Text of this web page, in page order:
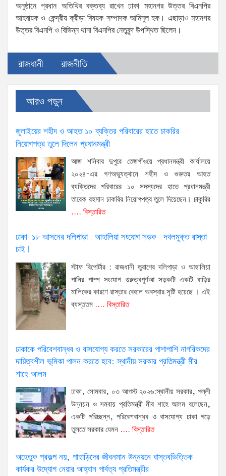
অনুষ্ঠানে প্রধান অতিথির বক্তব্য রাখেন ঢাকা মহানগর উত্তর বিএনপির
আহবায়ক ও কেন্দ্রীয় ক্রীড়া বিষয়ক সম্পাদক আমিনুল হক। এছাড়াও মহানগর
উত্তর বিএনপি ও বিভিন্ন থানা বিএনপির নেতৃবৃন্দ উপস্থিত ছিলেন।
রাজধানী রাজনীতি
আরও পড়ুন
জুলাইয়ের শহীদ ও আহত ১০ ব্যক্তির পরিবারের হাতে চাকরির
নিয়োগপত্র তুলে দিলেন প্রধানমন্ত্রী
আজ শনিবার দুপুরে তেজগাঁওয়ে প্রধানমন্ত্রী কার্যালয়ে
২০২৪-এর গণঅভ্যুত্থানে শহীদ ও গুরুতর আহত
ব্যক্তিদের পরিবারের ১০ সদস্যদের হাতে প্রধানমন্ত্রী
তারেক রহমান চাকরির নিয়োগপত্র তুলে দিয়েছেন। চাকুরির
.... বিস্তারিত
ঢাকা-১৮ আসনের দলিপাড়া- আহালিয়া সংযোগ সড়ক- দখলমুক্ত রাস্তা
চাই!
স্টাফ রিপোর্টার : রাজধানী তুরাগের দলিপাড়া ও আহালিয়া
পানির পাম্প সংযোগ গুরুত্বপূর্ণআ সড়কটি একটি বাড়ির
মালিকের কারণে রাস্তার বেহাল অবস্থার সৃষ্টি হয়েছে । এই
ব্যস্ততম .... বিস্তারিত
ঢাকাকে পরিবেশবান্ধব ও বাসযোগ্য করতে সরকারের পাশাপাশি নাগরিকদের
দায়িত্বশীল ভূমিকা পালন করতে হবে: স্থানীয় সরকার প্রতিমন্ত্রী মীর
শাহে আলম
ঢাকা, সোমবার, ০৩ আগস্ট ২০২৬:স্থানীয় সরকার, পল্লী
উন্নয়ন ও সমবায় প্রতিমন্ত্রী মীর শাহে আলম বলেছেন,
একটি পরিচ্ছন্ন, পরিবেশবান্ধব ও বাসযোগ্য ঢাকা গড়ে
তুলতে সরকার যেমন .... বিস্তারিত
অহেতুক প্রকল্প নয়, পাহাড়িদের জীবনমান উন্নয়নে বাস্তবভিত্তিক
কার্যকর উদ্যোগ নেয়ার আহ্বান পার্বত্য প্রতিমন্ত্রীর